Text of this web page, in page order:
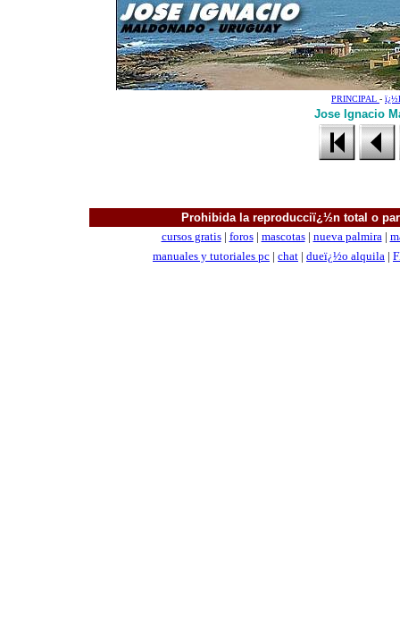
PRINCIPAL -
Jose Ignacio
Prohibida la reproducciï¿½n total o
cursos gratis| foros| mascotas| nueva palmira|
manuales y tutoriales pc | chat | dueï¿½o alquila |